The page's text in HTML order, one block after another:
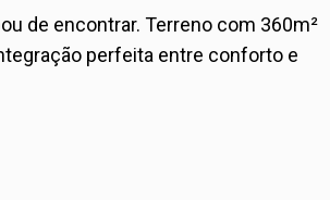
de encontrar. Terreno com 360m²
perfeita entre conforto e